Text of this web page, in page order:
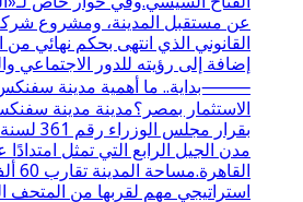
عن مستقبل المدينة، ومشروع شركة
القانوني الذي انتهى بحكم نهائي من
إضافة إلى رؤيته للدور الاجتماعي
⸻بداية.. ما أهمية مدينة
الاستثمار بمصر؟مدينة مدينة
مدن الجيل الرابع التي تمثل
استراتيجي مهم لقربها من المتحف